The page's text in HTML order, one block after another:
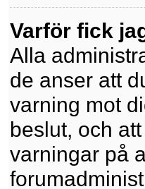
Varför fick
Alla
de anser att
varning mot
beslut, och
varningar på